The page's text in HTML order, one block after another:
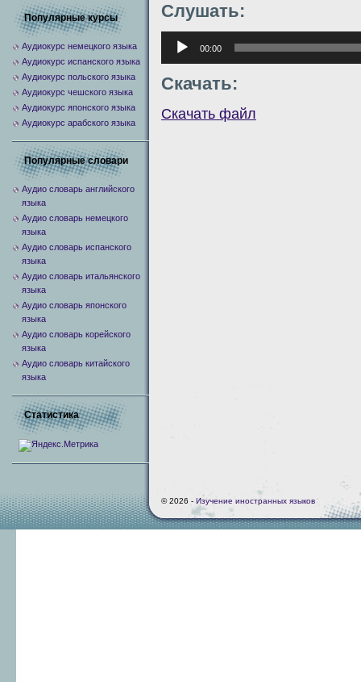
Слушать:
Аудиоплеер
00:00
Скачать:
Скачать файл
Популярные курсы
Аудиокурс немецкого языка
Аудиокурс испанского языка
Аудиокурс польского языка
Аудиокурс чешского языка
Аудиокурс японского языка
Аудиокурс арабского языка
Популярные словари
Аудио словарь английского
языка
Аудио словарь немецкого
языка
Аудио словарь испанского
языка
Аудио словарь итальянского
языка
Аудио словарь японского
языка
Аудио словарь корейского
языка
Аудио словарь китайского
языка
Статистика
© 2026 - Изучение иностранных языков